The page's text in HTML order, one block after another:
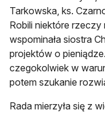
Tarkowska, ks.
Robili niektóre rzeczy
wspominała siostra
projektów o
czegokolwiek w
potem szukanie
Rada mierzyła się z